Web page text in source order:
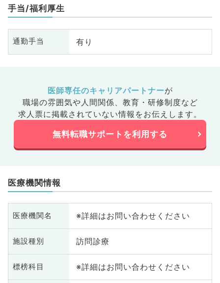
手当/福利厚生
通勤手当 有り
医師専任のキャリアパートナーが
職場の雰囲気や人間関係、 教育・研修制度など
求人票に掲載されていない情報をお伝えします。
無料転職サポートを利用する
医療機関情報
医療機関名 ※詳細はお問い合わせください
施設種別 訪問診療
標榜科目 ※詳細はお問い合わせください